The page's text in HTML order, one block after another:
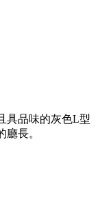
具品味的灰色L型
長。